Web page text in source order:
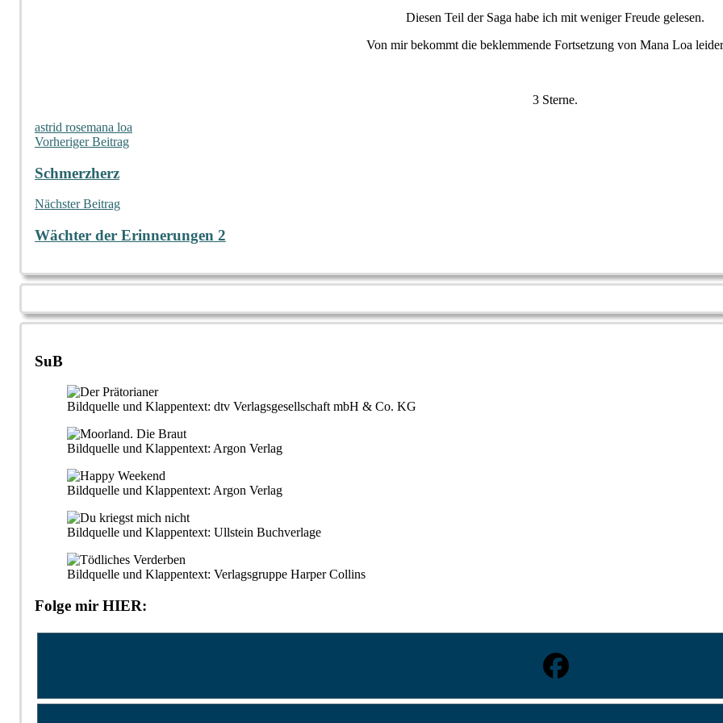
Diesen Teil der Saga habe ich mit weniger Freude gelesen.
Von mir bekommt die beklemmende Fortsetzung von Mana Loa
3 Sterne.
astrid rosemana loa
Beitragsnavigation
Vorheriger Beitrag
Schmerzherz
Nächster Beitrag
Wächter der Erinnerungen 2
SuB
Bildquelle und Klappentext: dtv Verlagsgesellschaft mbH & Co. KG
Bildquelle und Klappentext: Argon Verlag
Bildquelle und Klappentext: Argon Verlag
Bildquelle und Klappentext: Ullstein Buchverlage
Bildquelle und Klappentext: Verlagsgruppe Harper Collins
Folge mir HIER: